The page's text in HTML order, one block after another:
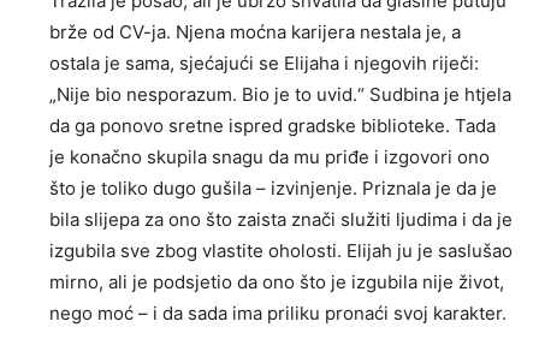
brže od CV-ja. Njena moćna karijera nestala je, a
ostala je sama, sjećajući se Elijaha i njegovih riječi:
„Nije bio nesporazum. Bio je to uvid.“ Sudbina je htjela
da ga ponovo sretne ispred gradske biblioteke. Tada
je konačno skupila snagu da mu priđe i izgovori ono
što je toliko dugo gušila – izvinjenje. Priznala je da je
bila slijepa za ono što zaista znači služiti ljudima i da je
izgubila sve zbog vlastite oholosti. Elijah ju je saslušao
mirno, ali je podsjetio da ono što je izgubila nije život,
nego moć – i da sada ima priliku pronaći svoj karakter.